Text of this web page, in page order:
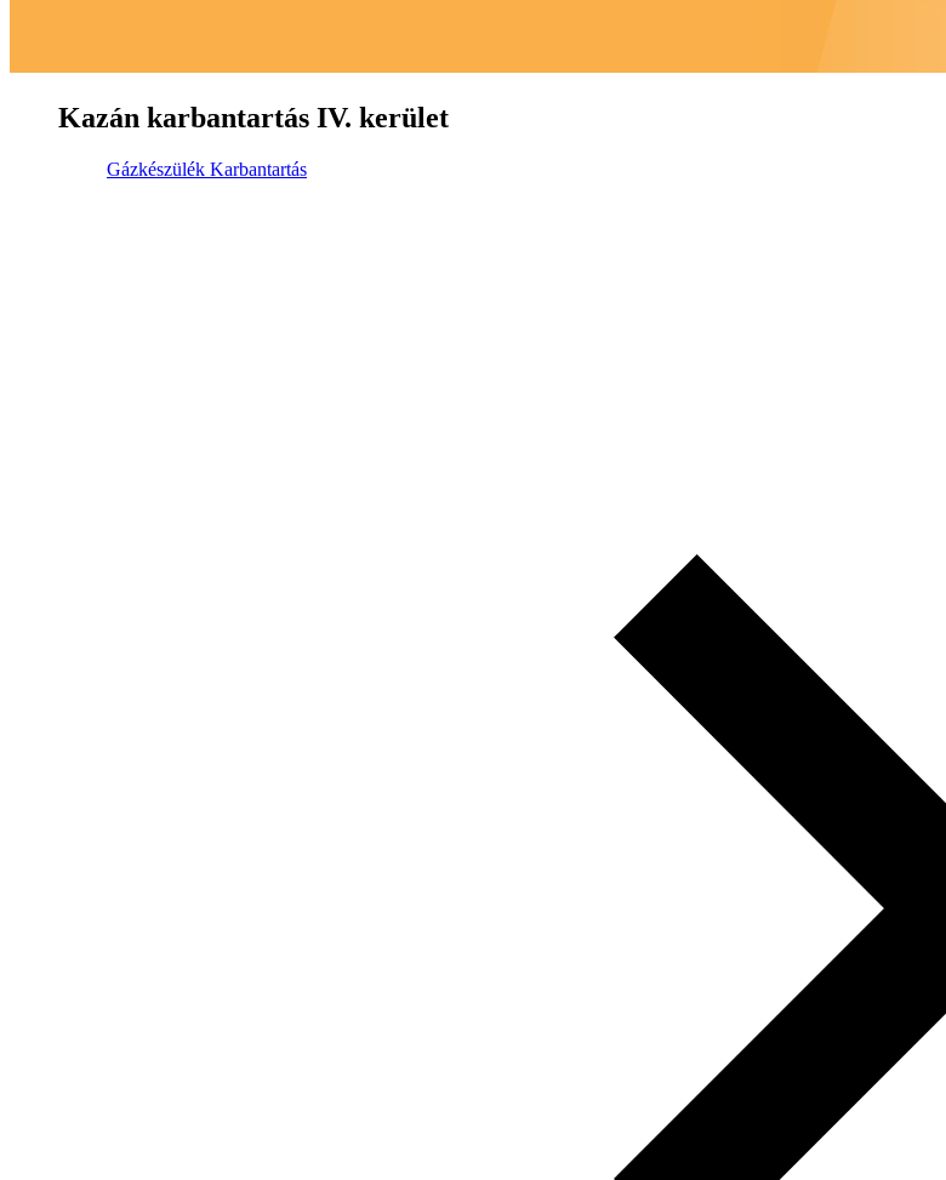
Kazán karbantartás IV. kerület
Gázkészülék Karbantartás